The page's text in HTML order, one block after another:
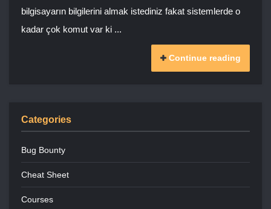
bilgisayarın bilgilerini almak istediniz fakat sistemlerde o
kadar çok komut var ki ...
Continue reading
Categories
Bug Bounty
Cheat Sheet
Courses